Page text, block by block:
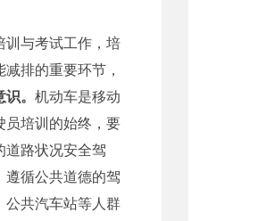
与考试工作，培
排的重要环节，
。 机动车是移动
员培训的始终，要
路状况安全驾
循公共道德的驾
公共汽车站等人群